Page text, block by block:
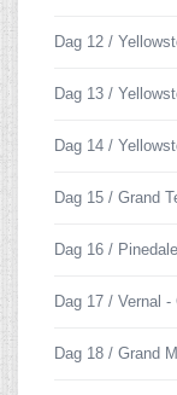
Dag 12 /
Dag 13 /
Dag 14 /
Dag 15 / Grand
Dag 16 /
Dag 17 / Vernal
Dag 18 / Grand